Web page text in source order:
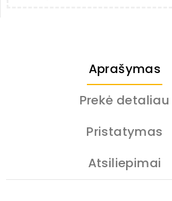
Aprašymas
Prekė detaliau
Pristatymas
Atsiliepimai